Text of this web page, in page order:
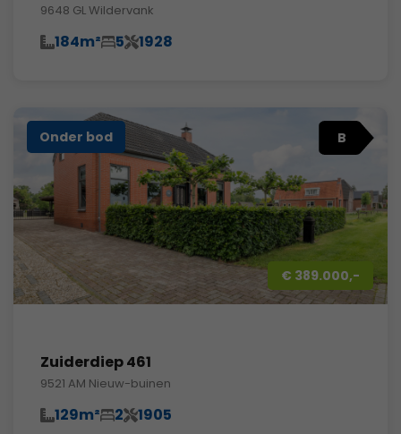
9648 GL Wildervank
184m² 5 1928
B
Onder bod
€ 389.000,-
Zuiderdiep 461
9521 AM Nieuw-buinen
129m² 2 1905